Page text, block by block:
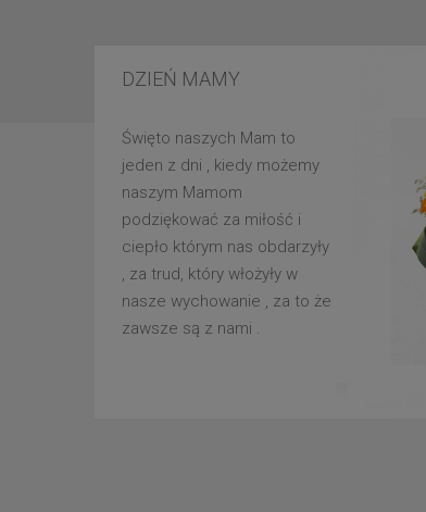
DZIEŃ MAMY
Święto naszych Mam to
jeden z dni , kiedy możemy
naszym Mamom
podziękować za miłość i
ciepło którym nas obdarzyły
, za trud, który włożyły w
nasze wychowanie , za to że
zawsze są z nami .